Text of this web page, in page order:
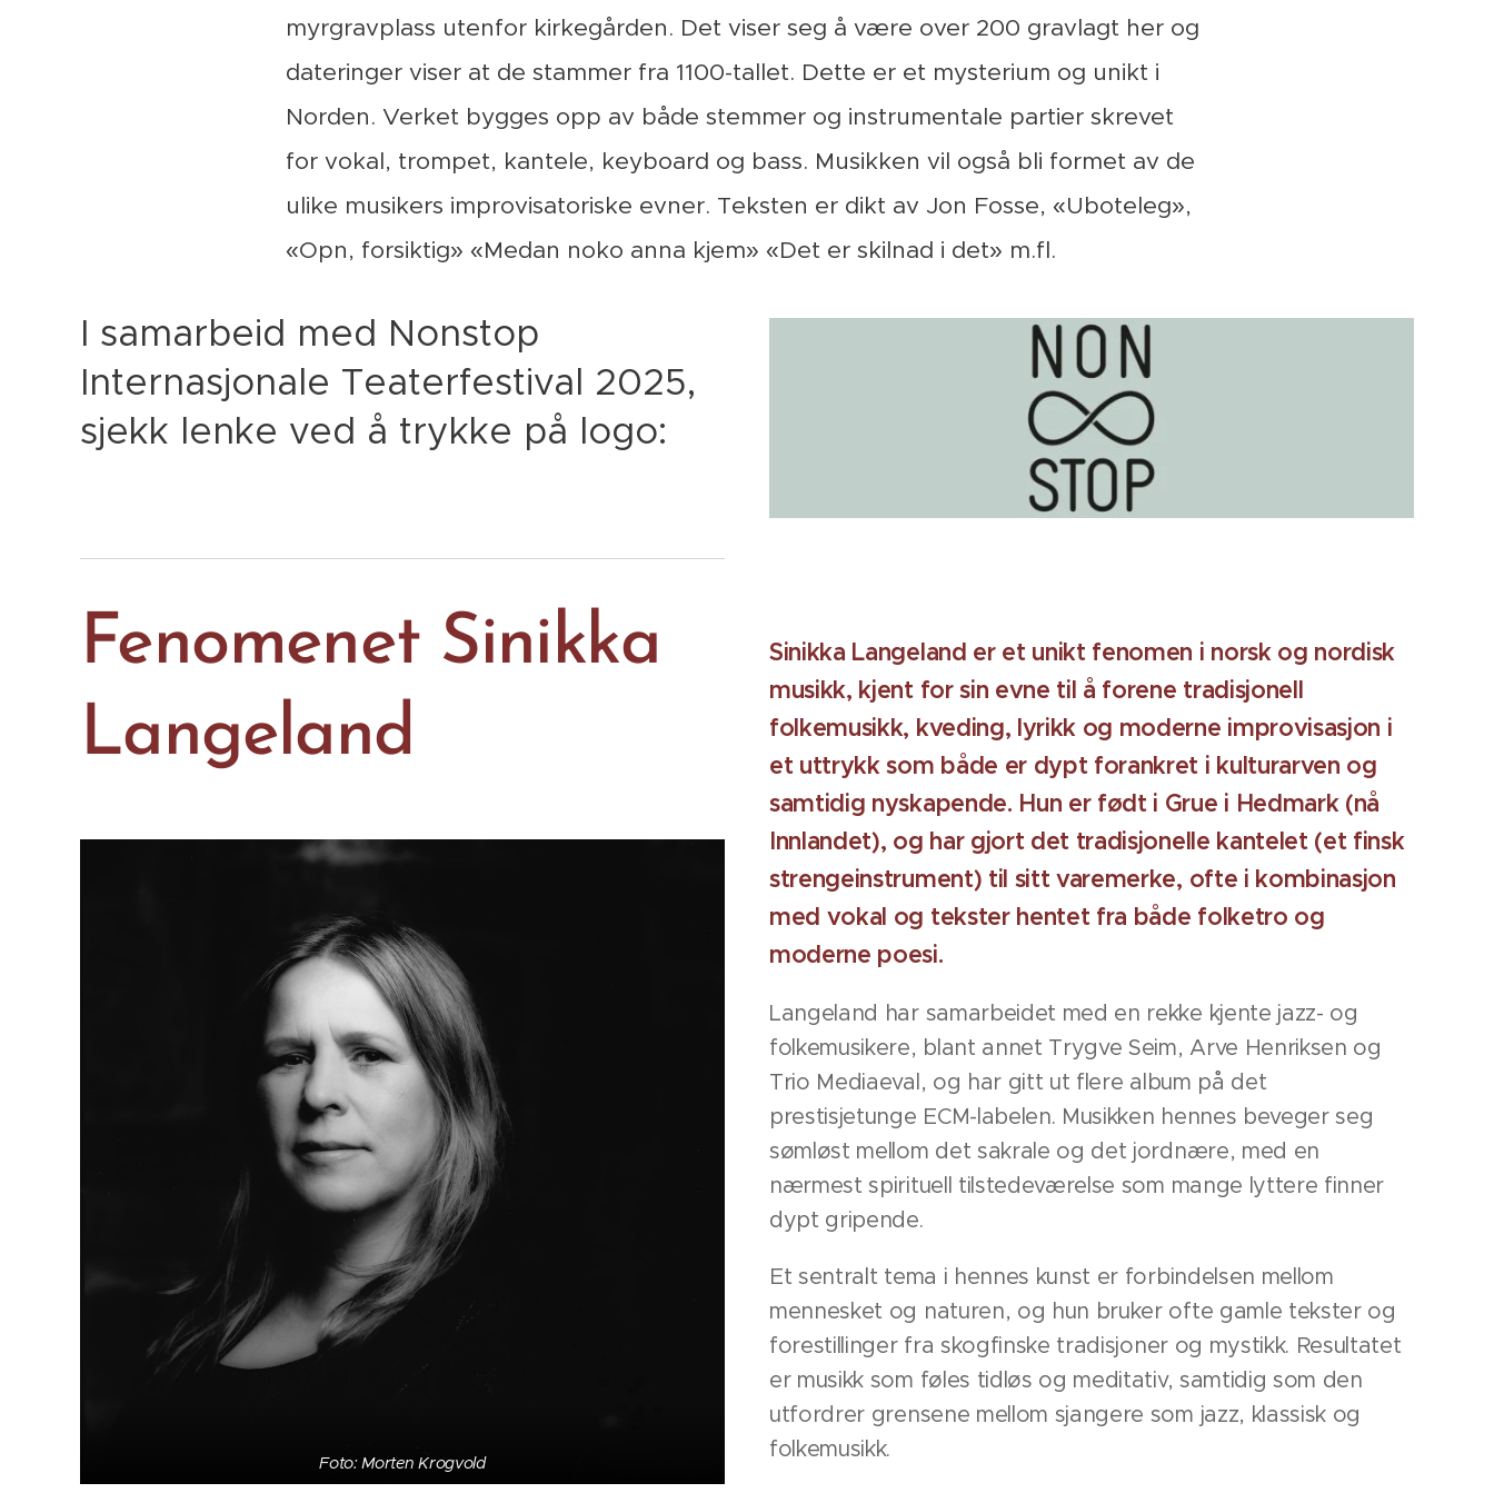
myrgravplass utenfor kirkegården. Det viser seg å være over 200 gravlagt her og
dateringer viser at de stammer fra 1100-tallet. Dette er et mysterium og unikt i
Norden. Verket bygges opp av både stemmer og instrumentale partier skrevet
for vokal, trompet, kantele, keyboard og bass. Musikken vil også bli formet av de
ulike musikers improvisatoriske evner. Teksten er dikt av Jon Fosse, «Uboteleg»,
«Opn, forsiktig» «Medan noko anna kjem» «Det er skilnad i det» m.fl.
I samarbeid med Nonstop
Internasjonale Teaterfestival 2025,
sjekk lenke ved å trykke på logo:
Fenomenet Sinikka
Langeland
Foto: Morten Krogvold
Sinikka Langeland er et unikt fenomen i norsk og nordisk
musikk, kjent for sin evne til å forene tradisjonell
folkemusikk, kveding, lyrikk og moderne improvisasjon i
et uttrykk som både er dypt forankret i kulturarven og
samtidig nyskapende. Hun er født i Grue i Hedmark (nå
Innlandet), og har gjort det tradisjonelle kantelet (et finsk
strengeinstrument) til sitt varemerke, ofte i kombinasjon
med vokal og tekster hentet fra både folketro og
moderne poesi.
Langeland har samarbeidet med en rekke kjente jazz- og
folkemusikere, blant annet Trygve Seim, Arve Henriksen og
Trio Mediaeval, og har gitt ut flere album på det
prestisjetunge ECM-labelen. Musikken hennes beveger seg
sømløst mellom det sakrale og det jordnære, med en
nærmest spirituell tilstedeværelse som mange lyttere finner
dypt gripende.
Et sentralt tema i hennes kunst er forbindelsen mellom
mennesket og naturen, og hun bruker ofte gamle tekster og
forestillinger fra skogfinske tradisjoner og mystikk. Resultatet
er musikk som føles tidløs og meditativ, samtidig som den
utfordrer grensene mellom sjangere som jazz, klassisk og
folkemusikk.